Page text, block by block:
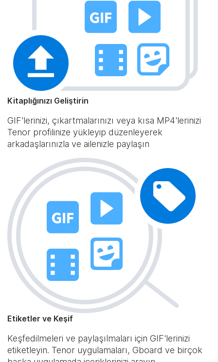
Kitaplığınızı Geliştirin
GIF'lerinizi, çıkartmalarınızı veya kısa MP4'lerinizi
Tenor profilinize yükleyip düzenleyerek
arkadaşlarınızla ve ailenizle paylaşın
Etiketler ve Keşif
Keşfedilmeleri ve paylaşılmaları için GIF'lerinizi
etiketleyin. Tenor uygulamaları, Gboard ve birçok